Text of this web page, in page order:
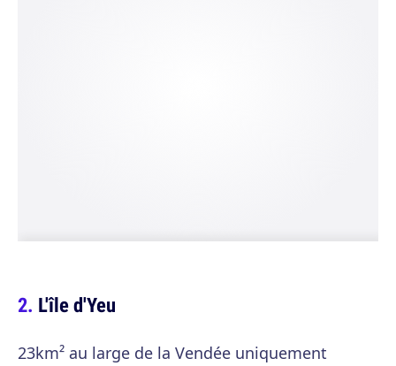
L'île d'Yeu
23km² au large de la Vendée uniquement